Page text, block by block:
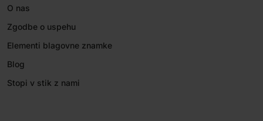
O nas
Zgodbe o uspehu
Elementi blagovne znamke
Blog
Stopi v stik z nami